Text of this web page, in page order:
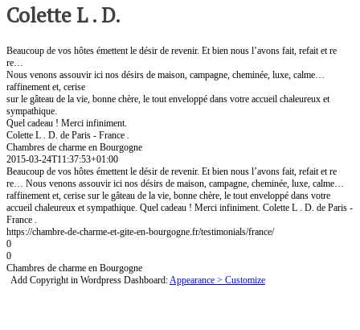
Colette L . D.
Beaucoup de vos hôtes émettent le désir de revenir. Et bien nous l’avons fait, refait et re
re…
Nous venons assouvir ici nos désirs de maison, campagne, cheminée, luxe, calme…
raffinement et, cerise
sur le gâteau de la vie, bonne chère, le tout enveloppé dans votre accueil chaleureux et
sympathique.
Quel cadeau ! Merci infiniment.
Colette L . D. de Paris - France .
Chambres de charme en Bourgogne
2015-03-24T11:37:53+01:00
Beaucoup de vos hôtes émettent le désir de revenir. Et bien nous l’avons fait, refait et re
re… Nous venons assouvir ici nos désirs de maison, campagne, cheminée, luxe, calme…
raffinement et, cerise sur le gâteau de la vie, bonne chère, le tout enveloppé dans votre
accueil chaleureux et sympathique. Quel cadeau ! Merci infiniment. Colette L . D. de Paris -
France .
https://chambre-de-charme-et-gite-en-bourgogne.fr/testimonials/france/
0
0
Chambres de charme en Bourgogne
Add Copyright in Wordpress Dashboard: Appearance > Customize